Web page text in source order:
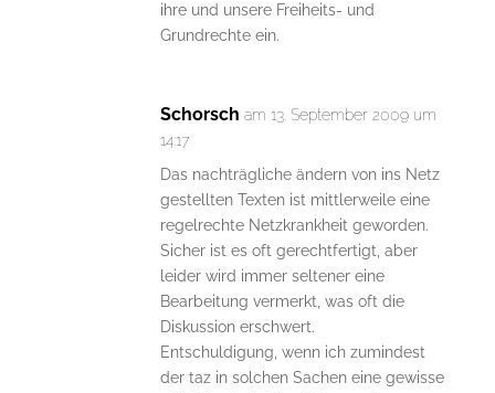
ihre und unsere Freiheits- und
Grundrechte ein.
Schorsch am 13. September 2009 um
14:17
Das nachträgliche ändern von ins Netz
gestellten Texten ist mittlerweile eine
regelrechte Netzkrankheit geworden.
Sicher ist es oft gerechtfertigt, aber
leider wird immer seltener eine
Bearbeitung vermerkt, was oft die
Diskussion erschwert.
Entschuldigung, wenn ich zumindest
der taz in solchen Sachen eine gewisse